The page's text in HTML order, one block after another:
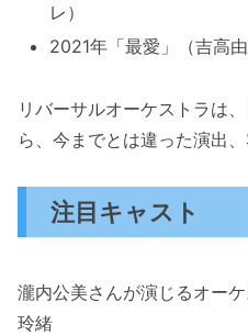
レ）
2021年「最愛」（吉高
リバーサルオーケストラは
ら、今までとは違った演出
注目キャスト
瀧内公美さんが演じるオー
玲緒